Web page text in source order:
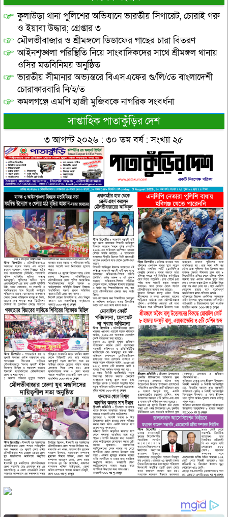
কুলাউড়া থানা পুলিশের অভিযানে ভারতীয় সিগারেট, চোরাই গরু
ও ইয়াবা উদ্ধার; গ্রেপ্তার ৩
মৌলভীবাজার ও শ্রীমঙ্গলে ডিডাফের গাছের চারা বিতরণ
আইনশৃঙ্খলা পরিস্থিতি নিয়ে সাংবাদিকদের সাথে শ্রীমঙ্গল থানায়
ওসির মতবিনিময় অনুষ্ঠিত
ভারতীয় সীমানার অভ্যন্তরে বিএসএফের গু/লি/তে বাংলাদেশী
চোরাকারবারি নি/হ/ত
কমলগঞ্জে এমপি হাজী মুজিবকে নাগরিক সংবর্ধনা
সাপ্তাহিক পাতাকুঁড়ির দেশ
৩ আগস্ট ২০২৬ : ৩০ তম বর্ষ : সংখ্যা ২৫